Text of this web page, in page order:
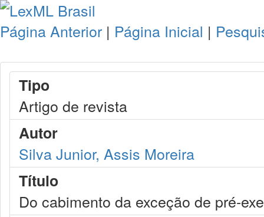
Página Anterior | Página Inicial |
Tipo
Artigo de revista
Autor
Silva Junior, Assis Moreira
Título
Do cabimento da exceção de pré-